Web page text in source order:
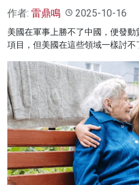
作者: 雷鼎鳴 2025-10-16
美國在軍事上勝不了中國，便發
項目，但美國在這些領域一樣討不